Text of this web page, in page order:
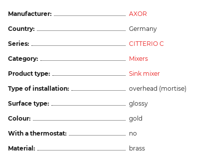
Manufacturer:
AXOR
Country:
Germany
Series:
CITTERIO C
Category:
Mixers
Product type:
Sink mixer
Type of installation:
overhead (mortise)
Surface type:
glossy
Colour:
gold
With a thermostat:
no
Material:
brass